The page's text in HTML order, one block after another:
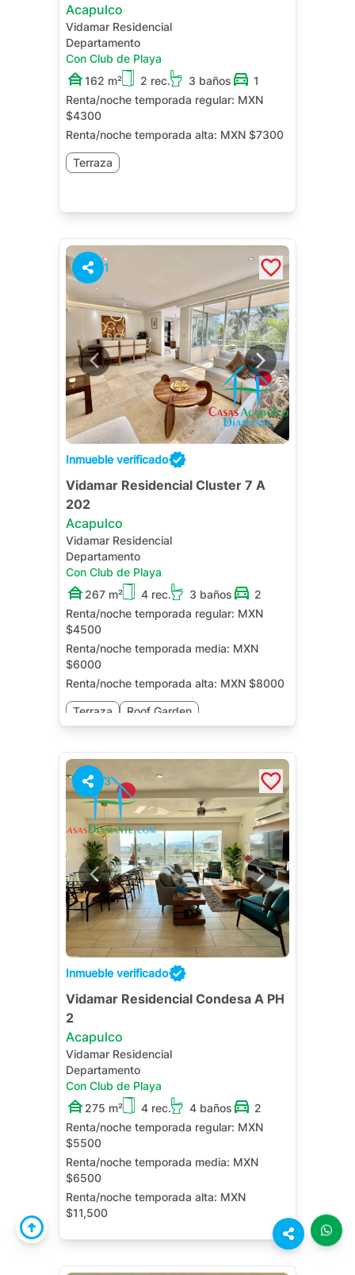
Acapulco
Vidamar Residencial
Departamento
Con Club de Playa
162 m²
2 rec. 3 baños
1
Renta/noche temporada regular: MXN
$4300
Renta/noche temporada alta: MXN $7300
Terraza
1
Inmueble verificado
Vidamar Residencial Cluster 7 A
202
Acapulco
Vidamar Residencial
Departamento
Con Club de Playa
267 m²
4 rec. 3 baños
2
Renta/noche temporada regular: MXN
$4500
Renta/noche temporada media: MXN
$6000
Renta/noche temporada alta: MXN $8000
Terraza Roof Garden
3
Inmueble verificado
Vidamar Residencial Condesa A PH
2
Acapulco
Vidamar Residencial
Departamento
Con Club de Playa
275 m²
4 rec. 4 baños
2
Renta/noche temporada regular: MXN
$5500
Renta/noche temporada media: MXN
$6500
Renta/noche temporada alta: MXN
$11,500
Jacuzzi Privado
Terraza